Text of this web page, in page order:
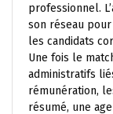
professionnel.
son réseau
les candidats
Une fois le
administratifs
rémunération,
résumé, une